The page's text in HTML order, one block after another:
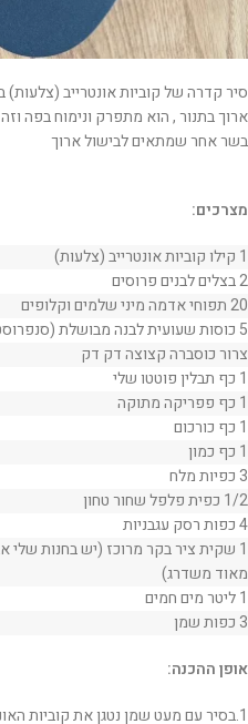
סיר קדרה של קוביות אונטרייב
ארוך בתנור , הוא מתפרק ונימוח בפה
בשר אחר שמתאים לבישול ארוך
מצרכים:
1 קילו קוביות אונטרייב (צלעות)
2 בצלים לבנים פרוסים
20 תפוחי אדמה מיני שלמים וקלופים
5 כוסות שעועית לבנה מבושלת (סנפרוסט)
צרור כוסברה קצוצה דק דק
1 כף תבלין פוטטו שלי
1 כף פפריקה מתוקה
1 כף כורכום
1 כף כמון
3 כפיות מלח
1/2 כפית פלפל שחור טחון
4 כפות רסק עגבניות
1 שקית ציר בקר מרוכז (יש בחנות שלי
מאוד משדרג)
1 ליטר מים חמים
3 כפות שמן
אופן ההכנה:
1.בסיר עם מעט שמן נטגן את קוביות